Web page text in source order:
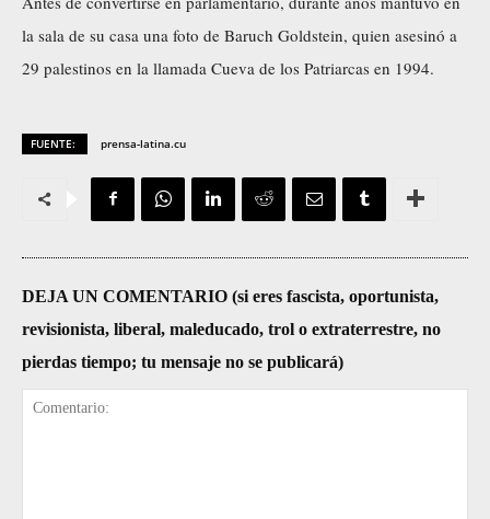
la sala de su casa una foto de Baruch Goldstein, quien asesinó a
29 palestinos en la llamada Cueva de los Patriarcas en 1994.
FUENTE: prensa-latina.cu
DEJA UN COMENTARIO (si eres fascista, oportunista,
revisionista, liberal, maleducado, trol o extraterrestre, no
pierdas tiempo; tu mensaje no se publicará)